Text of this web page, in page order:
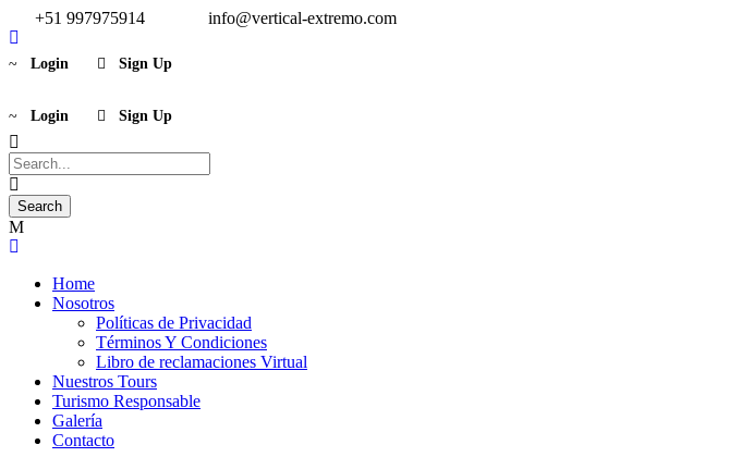
+51 997975914 info@vertical-extremo.com
Login Sign Up
Login Sign Up
Home
Nosotros
Políticas de Privacidad
Términos Y Condiciones
Libro de reclamaciones Virtual
Nuestros Tours
Turismo Responsable
Galería
Contacto